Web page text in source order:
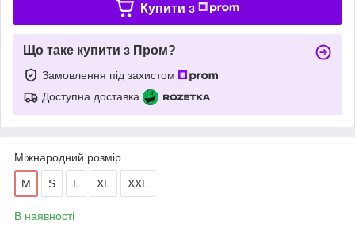
Купити з
Що таке купити з Пром?
Замовлення під захистом
Доступна доставка
Міжнародний розмір
M S L XL XXL
В наявності